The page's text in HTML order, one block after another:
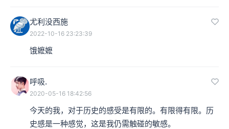
尤利没西施
2022-10-16 23:23:39
饿嬷嬷
呼吸.
2020-05-16 18:42:56
今天的我，对于历史的感受是有限的。有限得有限。历
史感是一种感觉，这是我仍需触碰的敏感。